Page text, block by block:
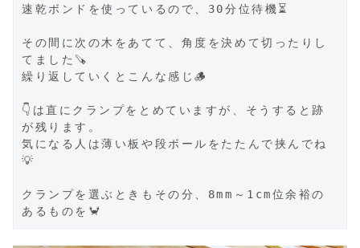
速乾ボンドを使っているので、30分位待機⏳️
その間に次の木をあてて、角度を決めて切ったりし
てました🪚
繰り返していくとこんな感じ🪵
👇️は直にクランプをとめていますが、そうすると跡
が残ります。
気になる人は薄い板や段ボールをたたんで挟んでね
💡
クランプを選ぶときもその分、8mm～1cm位余裕の
あるものを🦀